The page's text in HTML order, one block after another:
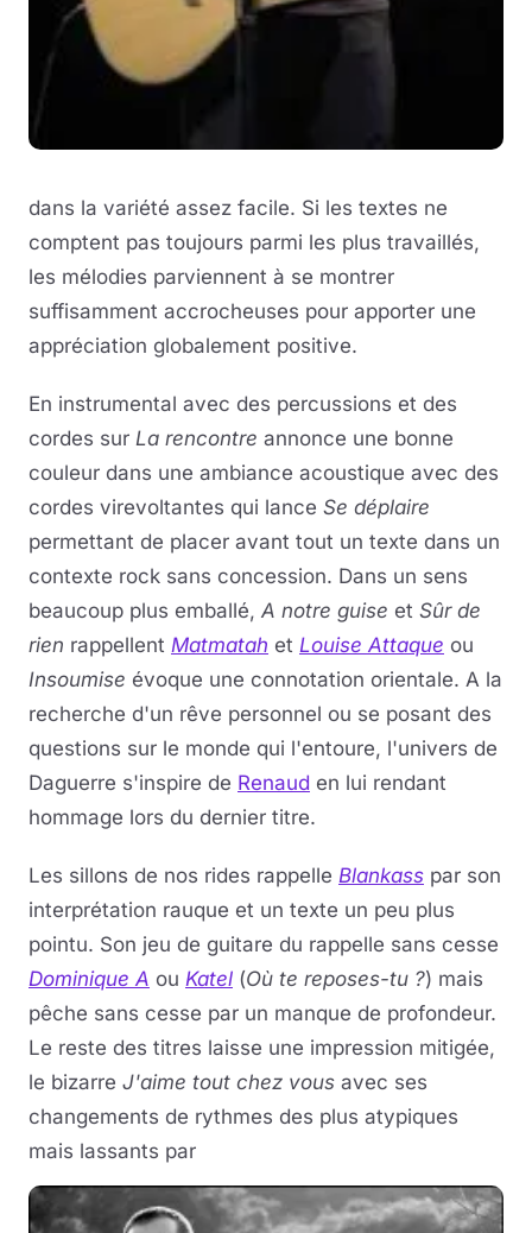
dans la variété assez facile. Si les textes ne
comptent pas toujours parmi les plus travaillés,
les mélodies parviennent à se montrer
suffisamment accrocheuses pour apporter une
appréciation globalement positive.
En instrumental avec des percussions et des
cordes sur La rencontre annonce une bonne
couleur dans une ambiance acoustique avec des
cordes virevoltantes qui lance Se déplaire
permettant de placer avant tout un texte dans un
contexte rock sans concession. Dans un sens
beaucoup plus emballé, A notre guise et Sûr de
rien rappellent Matmatah et Louise Attaque ou
Insoumise évoque une connotation orientale. A la
recherche d'un rêve personnel ou se posant des
questions sur le monde qui l'entoure, l'univers de
Daguerre s'inspire de Renaud en lui rendant
hommage lors du dernier titre.
Les sillons de nos rides rappelle Blankass par son
interprétation rauque et un texte un peu plus
pointu. Son jeu de guitare du rappelle sans cesse
Dominique A ou Katel (Où te reposes-tu ?) mais
pêche sans cesse par un manque de profondeur.
Le reste des titres laisse une impression mitigée,
le bizarre J'aime tout chez vous avec ses
changements de rythmes des plus atypiques
mais lassants par